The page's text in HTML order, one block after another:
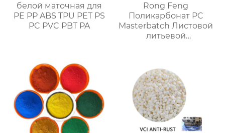
белой маточная для
PE PP ABS TPU PET PS
PC PVC PBT PA
Rong Feng
Поликарбонат PC
Masterbatch Листовой
литьевой